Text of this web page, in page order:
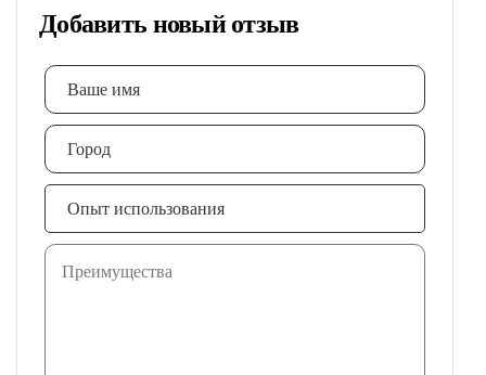
Добавить новый отзыв